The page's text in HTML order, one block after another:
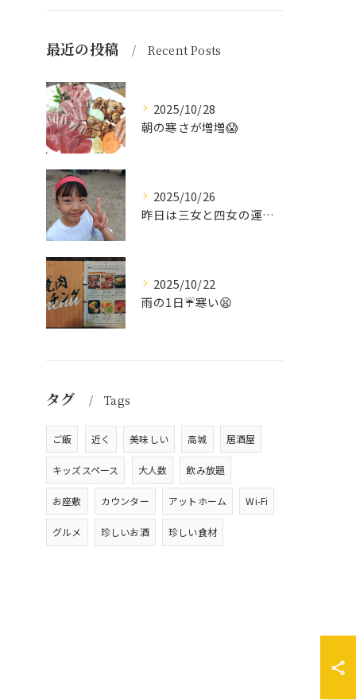
最近の投稿 Recent Posts
2025/10/28
朝の寒さが増増😱
2025/10/26
昨日は三女と四女の運動会🥰
2025/10/22
雨の1日☔寒い😫
タグ Tags
ご飯 近く 美味しい 高城 居酒屋
キッズスペース 大人数 飲み放題
お座敷 カウンター アットホーム Wi-Fi
グルメ 珍しいお酒 珍しい食材